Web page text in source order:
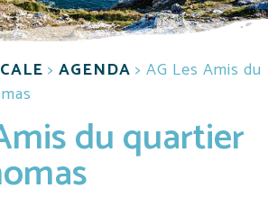
> AGENDA > AG Les Amis du
du quartier